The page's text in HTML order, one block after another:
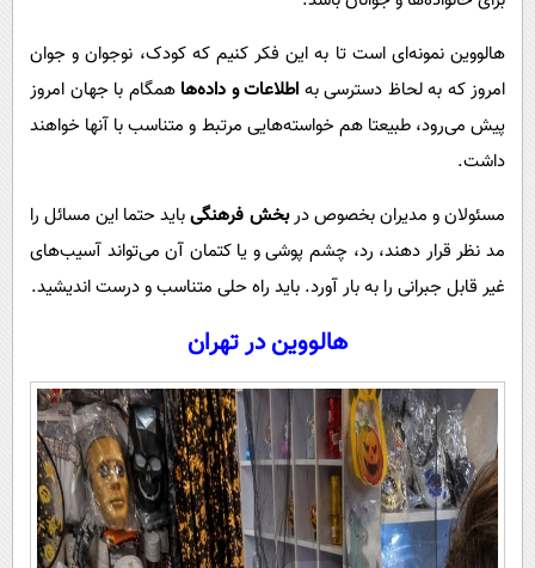
هالووین نمونه‌ای است تا به این فکر کنیم که کودک، نوجوان و جوان
امروز که به لحاظ دسترسی به اطلاعات و داده‌ها همگام با جهان امروز
پیش می‌رود، طبیعتا هم خواسته‌هایی مرتبط و متناسب با آنها خواهند
داشت.
مسئولان و مدیران بخصوص دربخش فرهنگیباید حتما این مسائل را
مد نظر قرار دهند، رد، چشم پوشی و یا کتمان آن می‌تواند آسیب‌های
غیر قابل جبرانی را به بار آورد. باید راه حلی متناسب و درست اندیشید.
هالووین در تهران